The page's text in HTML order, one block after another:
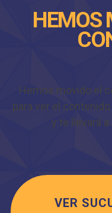
HEMOS
Hemos movido el
para ver el
y te llevará
VER